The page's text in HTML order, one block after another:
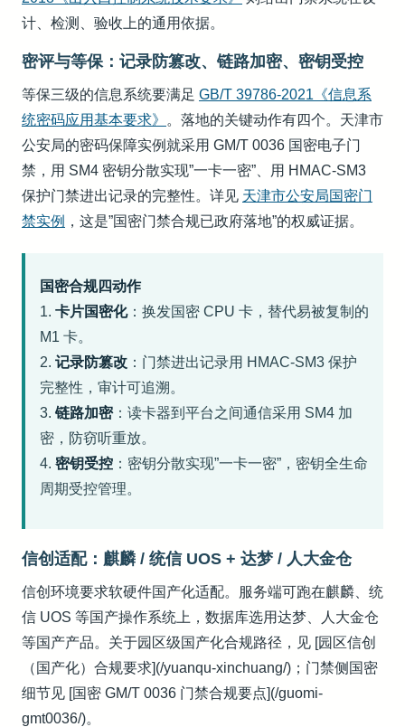
计、检测、验收上的通用依据。
密评与等保：记录防篡改、链路加密、密钥受控
等保三级的信息系统要满足 GB/T 39786-2021《信息系
统密码应用基本要求》
。落地的关键动作有四个。天津市
公安局的密码保障实例就采用 GM/T 0036 国密电子门
禁，用 SM4 密钥分散实现”一卡一密”、用 HMAC-SM3
保护门禁进出记录的完整性。详见 天津市公安局国密门
禁实例 ，这是”国密门禁合规已政府落地”的权威证据。
国密合规四动作
1. 卡片国密化：换发国密 CPU 卡，替代易被复制的
M1 卡。
2. 记录防篡改 ：门禁进出记录用 HMAC-SM3 保护
完整性，审计可追溯。
3. 链路加密：读卡器到平台之间通信采用 SM4 加
密，防窃听重放。
4. 密钥受控 ：密钥分散实现”一卡一密”，密钥全生命
周期受控管理。
信创适配：麒麟 / 统信 UOS + 达梦 / 人大金仓
信创环境要求软硬件国产化适配。服务端可跑在麒麟、统
信 UOS 等国产操作系统上，数据库选用达梦、人大金仓
等国产产品。关于园区级国产化合规路径，见 [园区信创
（国产化）合规要求](/yuanqu-xinchuang/)；门禁侧国密
细节见 [国密 GM/T 0036 门禁合规要点](/guomi-
gmt0036/)。